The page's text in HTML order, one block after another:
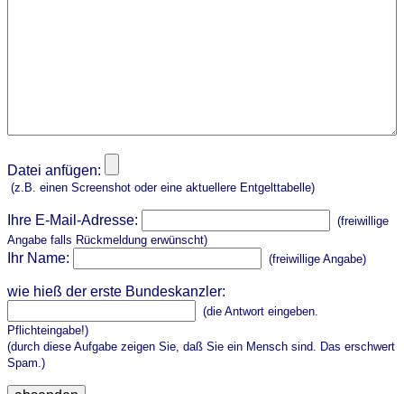
Datei anfügen:
(z.B. einen Screenshot oder eine aktuellere Entgelttabelle)
Ihre E-Mail-Adresse:
(freiwillige
Angabe falls Rückmeldung erwünscht)
Ihr Name: (freiwillige Angabe)
wie hieß der erste Bundeskanzler:
(die Antwort eingeben.
Pflichteingabe!)
(durch diese Aufgabe zeigen Sie, daß Sie ein Mensch sind. Das erschwert
Spam.)